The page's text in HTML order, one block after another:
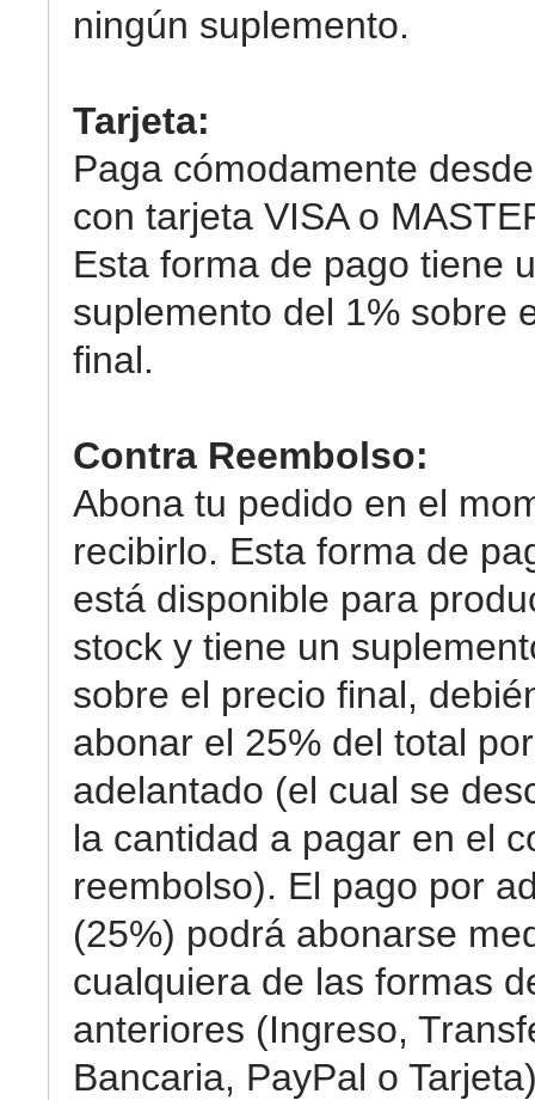
ningún suplemento.
Tarjeta:
Paga cómodamente
con tarjeta VISA o
Esta forma de pago tiene
suplemento del 1% sobre
final.
Contra Reembolso:
Abona tu pedido en el
recibirlo. Esta forma de
está disponible para
stock y tiene un
sobre el precio final,
abonar el 25% del total por
adelantado (el cual se
la cantidad a pagar en el
reembolso). El pago por
(25%) podrá abonarse
cualquiera de las formas
anteriores (Ingreso,
Bancaria, PayPal o